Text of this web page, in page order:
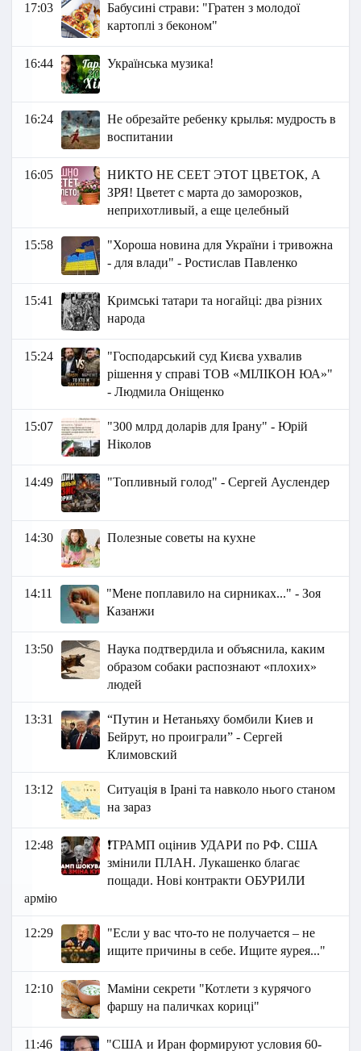
17:03
Бабусині страви: "Гратен з молодої
картоплі з беконом"
16:44 Українська музика!
16:24
Не обрезайте ребенку крылья: мудрость в
воспитании
16:05
НИКТО НЕ СЕЕТ ЭТОТ ЦВЕТОК, А
ЗРЯ! Цветет с марта до заморозков,
неприхотливый, а еще целебный
15:58
"Хороша новина для України і тривожна
- для влади" - Ростислав Павленко
15:41
Кримські татари та ногайці: два різних
народа
15:24
"Господарський суд Києва ухвалив
рішення у справі ТОВ «МІЛІКОН ЮА»"
- Людмила Оніщенко
15:07
"300 млрд доларів для Ірану" - Юрій
Ніколов
14:49 "Топливный голод" - Сергей Ауслендер
14:30 Полезные советы на кухне
14:11
"Мене поплавило на сирниках..." - Зоя
Казанжи
13:50
Наука подтвердила и объяснила, каким
образом собаки распознают «плохих»
людей
13:31
“Путин и Нетаньяху бомбили Киев и
Бейрут, но проиграли” - Сергей
Климовский
13:12
Ситуація в Ірані та навколо нього станом
на зараз
12:48
❗️ТРАМП оцінив УДАРИ по РФ. США
змінили ПЛАН. Лукашенко благає
пощади. Нові контракти ОБУРИЛИ
армію
12:29
"Если у вас что-то не получается – не
ищите причины в себе. Ищите яурея..."
12:10
Маміни секрети "Котлети з курячого
фаршу на паличках кориці"
11:46 "США и Иран формируют условия 60-